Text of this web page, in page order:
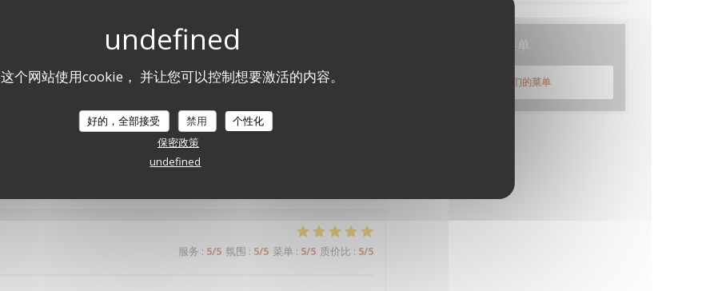
这个网站使用cookie， 并让您可以控制想要激活的内容。
好的，全部接受 禁用
个性化
保密政策
undefined
服务 : 5/5 氛围
服务:5/5 氛围:5/5
服务 : 5/5 氛围 : 5/5 菜单 : 5/5 质价比 : 5/5
菜单
发现我们的菜单